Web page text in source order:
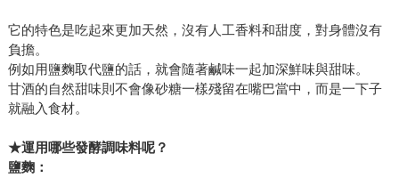
它的特色是吃起來更加天然，沒有人工香料和甜度，對身體沒有
負擔。
例如用鹽麴取代鹽的話，就會隨著鹹味一起加深鮮味與甜味。
甘酒的自然甜味則不會像砂糖一樣殘留在嘴巴當中，而是一下子
就融入食材。
★運用哪些發酵調味料呢？
鹽麴：